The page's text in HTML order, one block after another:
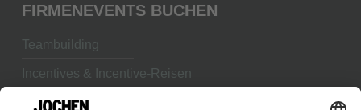
FIRMENEVENTS BUCHEN
Teambuilding
Incentives & Incentive-Reisen
Betriebsausflug